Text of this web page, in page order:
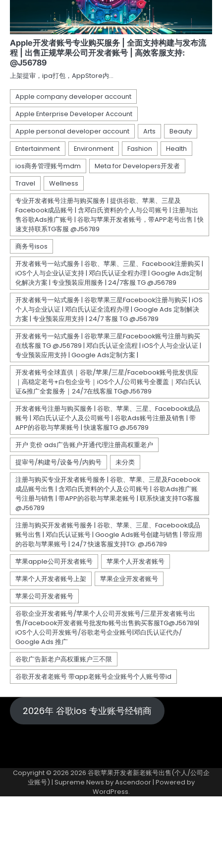
Apple开发者账号专业购买服务 | 全面支持构建与发布流
程 | 出售正规苹果公司开发者账号 | 高效客服支持:
@J56789
上架提审，ipa打包，AppStore内…
2026年 谷歌ios 专业账号经销商
Copyright © 2026 2026 谷歌苹果开发者新老账号出售(个人/公司企
业账号) | Supreme News byAscendoor| Powered by
WordPress.